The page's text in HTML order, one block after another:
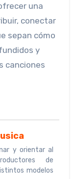
una
conectar
sepan cómo
y
canciones
y orientar al
de
modelos